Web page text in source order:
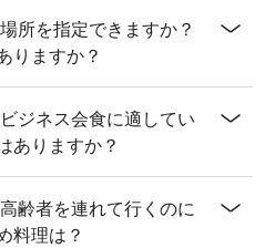
所を指定できますか？
りますか？
ジネス会食に適してい
ありますか？
齢者を連れて行くのに
料理は？